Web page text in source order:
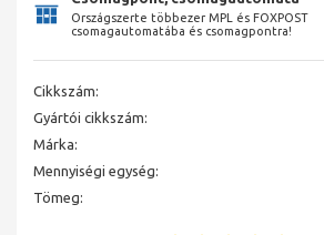
Országszerte többezer MPL és FOXPOST
csomagautomatába és csomagpontra!
Cikkszám:
Gyártói cikkszám:
Márka:
Mennyiségi egység:
Tömeg: